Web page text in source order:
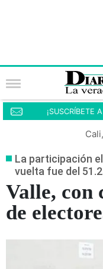
¡SUSCRÍBETE
La participación
vuelta fue del
Valle, con
de